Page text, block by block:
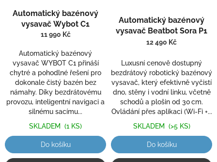
Automatický bazénový
vysavač Wybot C1
11 990 Kč
Automatický bazénový
vysavač WYBOT C1 přináší
chytré a pohodlné řešení pro
dokonale čistý bazén bez
námahy. Díky bezdrátovému
provozu, inteligentní navigaci a
silnému sacímu...
SKLADEM (1 KS)
Do košíku
hodnocení
produktu
5,0
5
hvězdiček.
Automatický bazénový
vysavač Beatbot Sora P1
12 490 Kč
Luxusní cenově dostupný
bezdrátový robotický bazénový
vysavač, který efektivně vyčistí
dno, stěny i vodní linku, včetně
schodů a plošin od 30 cm.
Ovládání přes aplikaci (Wi-Fi +...
SKLADEM (>5 KS)
Do košíku